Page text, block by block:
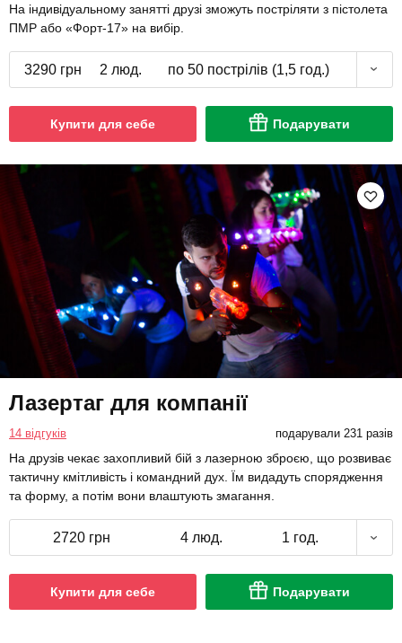
На індивідуальному занятті друзі зможуть постріляти з пістолета
ПМР або «Форт-17» на вибір.
3290 грн 2 люд. по 50 пострілів (1,5 год.)
Купити для себе Подарувати
Лазертаг для компанії
14 відгуків подарували 231 разів
На друзів чекає захопливий бій з лазерною зброєю, що розвиває
тактичну кмітливість і командний дух. Їм видадуть спорядження
та форму, а потім вони влаштують змагання.
2720 грн 4 люд. 1 год.
Купити для себе Подарувати